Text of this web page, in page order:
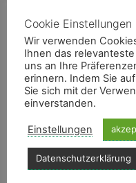
Montag - Freitag 9 bis
E-Mail &
Like uns
Facebookseite des
Cookie Einstellungen
Wir verwenden
Ihnen das
uns an Ihre
erinnern. Indem Sie
Sie sich mit der
einverstanden.
Einstellungen
Datenschutzerklärung